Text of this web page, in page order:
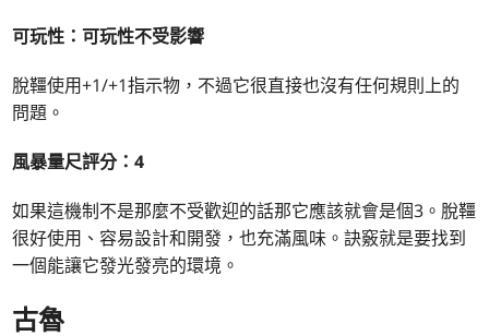
可玩性：可玩性不受影響
脫韁使用+1/+1指示物，不過它很直接也沒有任何規則上的
問題。
風暴量尺評分：4
如果這機制不是那麼不受歡迎的話那它應該就會是個3。脫韁
很好使用、容易設計和開發，也充滿風味。訣竅就是要找到
一個能讓它發光發亮的環境。
古魯